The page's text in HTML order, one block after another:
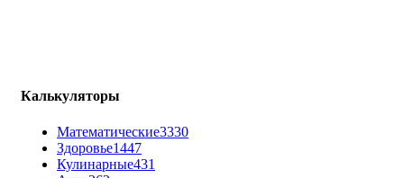
Калькуляторы
Математические3330
Здоровье1447
Кулинарные431